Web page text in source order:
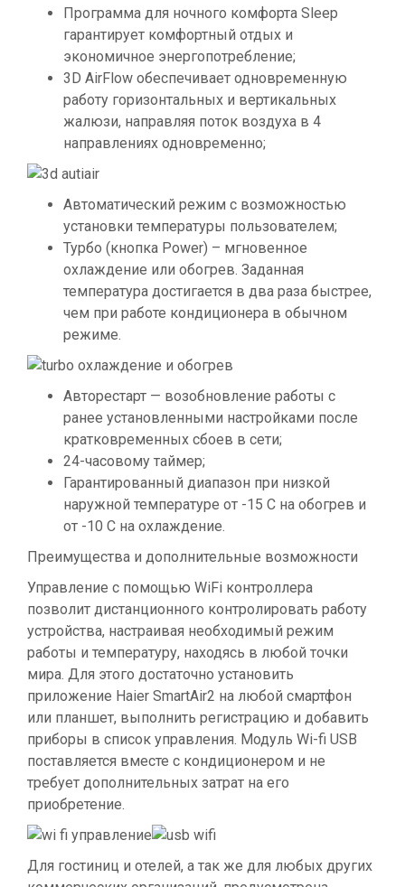
Программа для ночного комфорта Sleep
гарантирует комфортный отдых и
экономичное энергопотребление;
3D AirFlow обеспечивает одновременную
работу горизонтальных и вертикальных
жалюзи, направляя поток воздуха в 4
направлениях одновременно;
Автоматический режим с возможностью
установки температуры пользователем;
Турбо (кнопка Power) – мгновенное
охлаждение или обогрев. Заданная
температура достигается в два раза быстрее,
чем при работе кондиционера в обычном
режиме.
Авторестарт — возобновление работы с
ранее установленными настройками после
кратковременных сбоев в сети;
24-часовому таймер;
Гарантированный диапазон при низкой
наружной температуре от -15 С на обогрев и
от -10 С на охлаждение.
Преимущества и дополнительные возможности
Управление с помощью WiFi контроллера
позволит дистанционного контролировать работу
устройства, настраивая необходимый режим
работы и температуру, находясь в любой точки
мира. Для этого достаточно установить
приложение Haier SmartAir2 на любой смартфон
или планшет, выполнить регистрацию и добавить
приборы в список управления. Модуль Wi-fi USB
поставляется вместе с кондиционером и не
требует дополнительных затрат на его
приобретение.
Для гостиниц и отелей, а так же для любых других